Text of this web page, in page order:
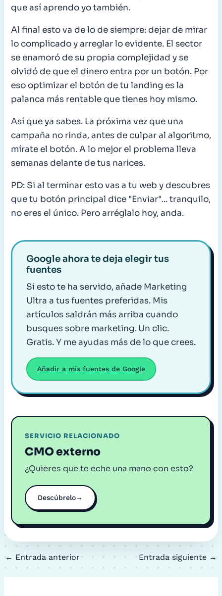
que así aprendo yo también.
Al final esto va de lo de siempre: dejar de mirar
lo complicado y arreglar lo evidente. El sector
se enamoró de su propia complejidad y se
olvidó de que el dinero entra por un botón. Por
eso optimizar el botón de tu landing es la
palanca más rentable que tienes hoy mismo.
Así que ya sabes. La próxima vez que una
campaña no rinda, antes de culpar al algoritmo,
mírate el botón. A lo mejor el problema lleva
semanas delante de tus narices.
PD: Si al terminar esto vas a tu web y descubres
que tu botón principal dice "Enviar"... tranquilo,
no eres el único. Pero arréglalo hoy, anda.
Google ahora te deja elegir tus
fuentes
Si esto te ha servido, añade Marketing
Ultra a tus fuentes preferidas. Mis
artículos saldrán más arriba cuando
busques sobre marketing. Un clic.
Gratis. Y me ayudas más de lo que crees.
Añadir a mis fuentes de Google
SERVICIO RELACIONADO
CMO externo
¿Quieres que te eche una mano con esto?
Descúbrelo→
← Entrada anterior Entrada siguiente →